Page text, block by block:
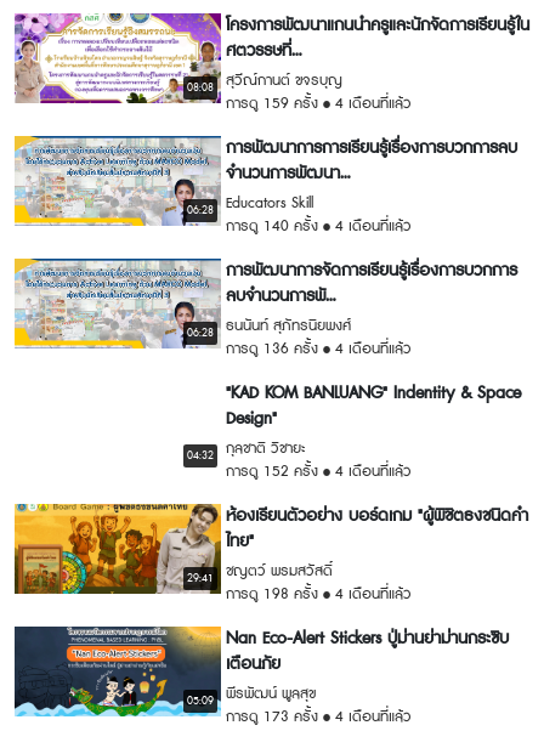
08:08
โครงการพัฒนาแกนนำครูและนักจัดการเรียนรู้ใน
ศตวรรษที่...
สุวีณ์กานต์ ขจรบุญ
การดู 159 ครั้ง
4 เดือนที่แล้ว
06:28
การพัฒนาการการเรียนรู้เรื่องการบวกการลบ
จำนวนการพัฒนา...
Educators Skill
การดู 140 ครั้ง
4 เดือนที่แล้ว
06:28
การพัฒนาการจัดการเรียนรู้เรื่องการบวกการ
ลบจำนวนการพั...
ธนนันท์ สุภัทรนิยพงศ์
การดู 136 ครั้ง
4 เดือนที่แล้ว
04:32
"KAD KOM BANLUANG" Indentity & Space
Design"
กุลชาติ วิชายะ
การดู 152 ครั้ง
4 เดือนที่แล้ว
29:41
ห้องเรียนตัวอย่าง บอร์ดเกม "ผู้พิชิตธงชนิดคำ
ไทย"
ชญตว์ พรมสวัสดิ์
การดู 198 ครั้ง
4 เดือนที่แล้ว
05:09
Nan Eco-Alert Stickers ปู่ม่านย่าม่านกระซิบ
เตือนภัย
พีรพัฒน์ พูลสุข
การดู 173 ครั้ง
4 เดือนที่แล้ว